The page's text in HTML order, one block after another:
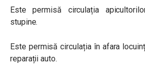
Este permisă circulația
stupine.
Este permisă circulația în afara
reparații auto.